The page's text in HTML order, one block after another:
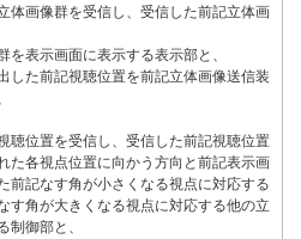
体画像群を受信し、受信した前記立体画
表示画面に表示する表示部と、
した前記視聴位置を前記立体画像送信装
聴位置を受信し、受信した前記視聴位置
た各視点位置に向かう方向と前記表示画
前記なす角が小さくなる視点に対応する
す角が大きくなる視点に対応する他の立
制御部と、